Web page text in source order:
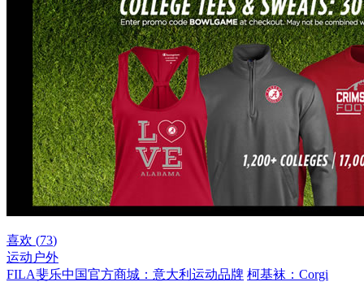
喜欢 (73)
运动户外
FILA斐乐中国官方商城：意大利运动品牌 柯基袜：Corgi